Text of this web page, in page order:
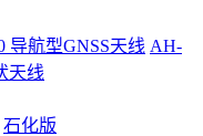
导航型GNSS天线 AH-
天线
石化版